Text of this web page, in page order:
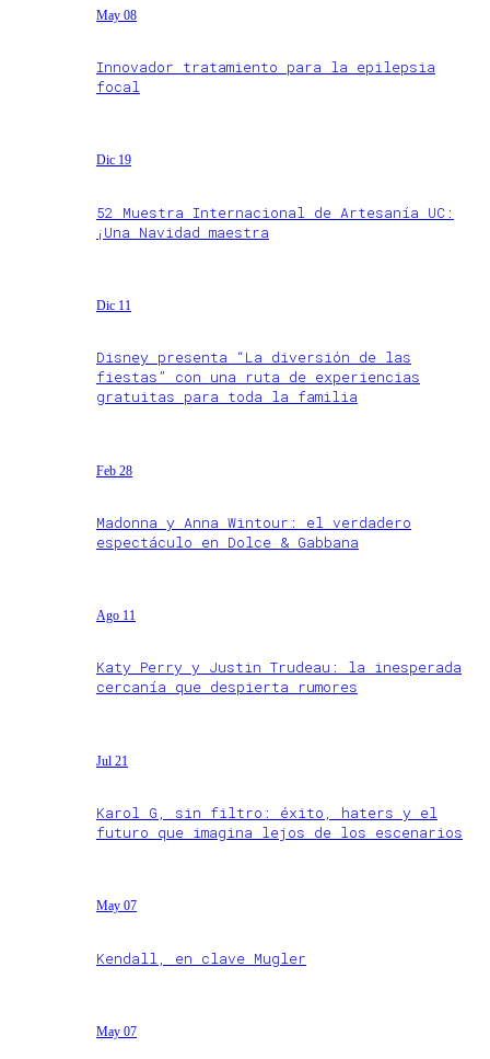
May 08
Innovador tratamiento para la epilepsia
focal
Dic 19
52 Muestra Internacional de Artesanía UC:
¡Una Navidad maestra
Dic 11
Disney presenta “La diversión de las
fiestas” con una ruta de experiencias
gratuitas para toda la familia
Feb 28
Madonna y Anna Wintour: el verdadero
espectáculo en Dolce & Gabbana
Ago 11
Katy Perry y Justin Trudeau: la inesperada
cercanía que despierta rumores
Jul 21
Karol G, sin filtro: éxito, haters y el
futuro que imagina lejos de los escenarios
May 07
Kendall, en clave Mugler
May 07